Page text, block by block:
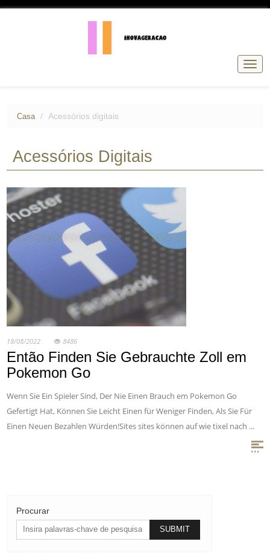
Casa Acessórios digitais
Acessórios Digitais
18/08/2022 8486
Então Finden Sie Gebrauchte Zoll em
Pokemon Go
Wenn Sie Ein Spieler Sind, Der Nie Einen Brauch em Pokemon Go
Gefertigt Hat, Können Sie Leicht Einen für Weniger Finden, Als Sie Für
Einen Neuen Bezahlen Würden!Sites sites können auf wie tixel nach ...
Procurar